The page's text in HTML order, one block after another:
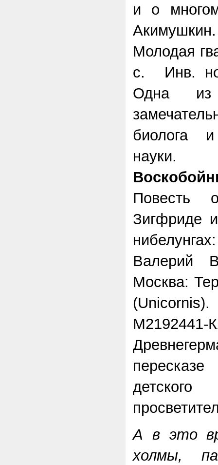
и о
Молодая
с. Инв.
Одна из
биолога и
науки.
Повесть
Зигфриде
Валерий
Москва:
М2192441-
А в это
холмы,